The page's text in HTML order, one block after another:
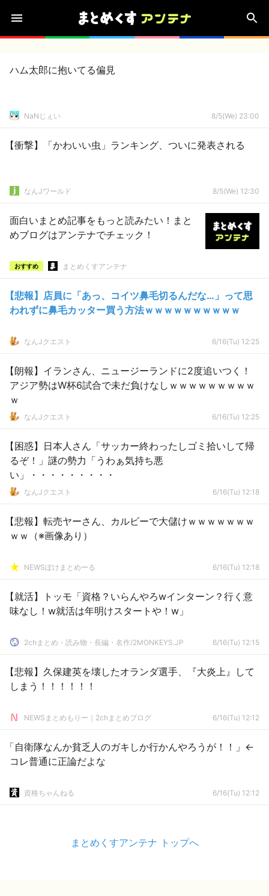
ハム太郎に抱いてる偏見
NaNじぇい 8/5(We) 23:00
【衝撃】「かわいい虫」ランキング、ついに発表される
なんJワールド 8/5(We) 12:30
面白いまとめ記事をもっと読みたい！まと
めブログはアンテナでチェック！
おすすめ まとめくすアンテナ
【悲報】店員に「あっ、コイツ鼻毛切るんだな…」って思
われずに鼻毛カッター買う方法ｗｗｗｗｗｗｗｗｗｗ
なんJクエスト 6/16(Tu) 12:25
【朗報】イランさん、ニュージーランドに2度追いつく！
アジア勢はW杯6試合で未だ負けなしｗｗｗｗｗｗｗｗｗ
ｗ
なんJクエスト 6/16(Tu) 12:25
【困惑】日本人さん「サッカー終わったしゴミ拾いして帰
るぞ！」謎の勢力「うわぁ気持ち悪
い」・・・・・・・・・
なんJクエスト 6/16(Tu) 12:18
【悲報】転売ヤーさん、カルビーで大儲けｗｗｗｗｗｗｗ
ｗｗ（※画像あり）
NEWSぽけまとめーる 6/16(Tu) 12:18
【就活】トッモ「資格？いらんやろwインターン？行く意
味なし！w就活は年明けスタートや！w」
2chまとめ・読み物・長編・名作/2MONKEYS.JP 6/16(Tu) 12:15
【悲報】久保建英を壊したオランダ選手、『大炎上』して
しまう！！！！！！
NEWSまとめもりー｜2chまとめブログ 6/16(Tu) 12:12
「自衛隊なんか貧乏人のガキしか行かんやろうが！！」←
コレ普通に正論だよな
資格ちゃんねる 6/16(Tu) 12:12
まとめくすアンテナ トップへ